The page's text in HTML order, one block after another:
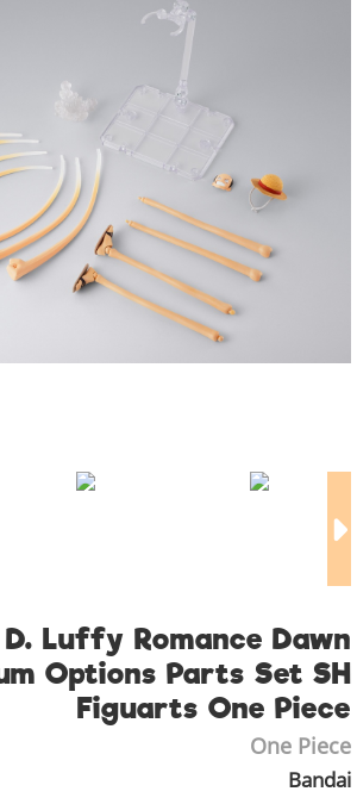
Luffy Romance Dawn
Options Parts Set SH
Figuarts One Piece
One Piece
Bandai